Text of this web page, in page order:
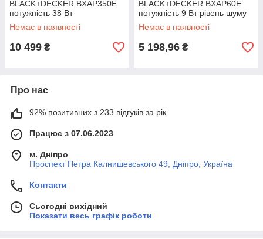
BLACK+DECKER BXAP350E
потужність 38 Вт
максимальна площа роботи
80 м² фільтрація HEPA 13
Немає в наявності
10 499 ₴
BLACK+DECKER BXAP60E
потужність 9 Вт рівень шуму
19 дБ площа 20 м² для
спальнь і офісів
Немає в наявності
5 198,96 ₴
Про нас
92% позитивних з 233 відгуків за рік
Працює з 07.06.2023
м. Дніпро
Проспект Петра Калнишевського 49, Дніпро, Україна
Контакти
Сьогодні вихідний
Показати весь графік роботи